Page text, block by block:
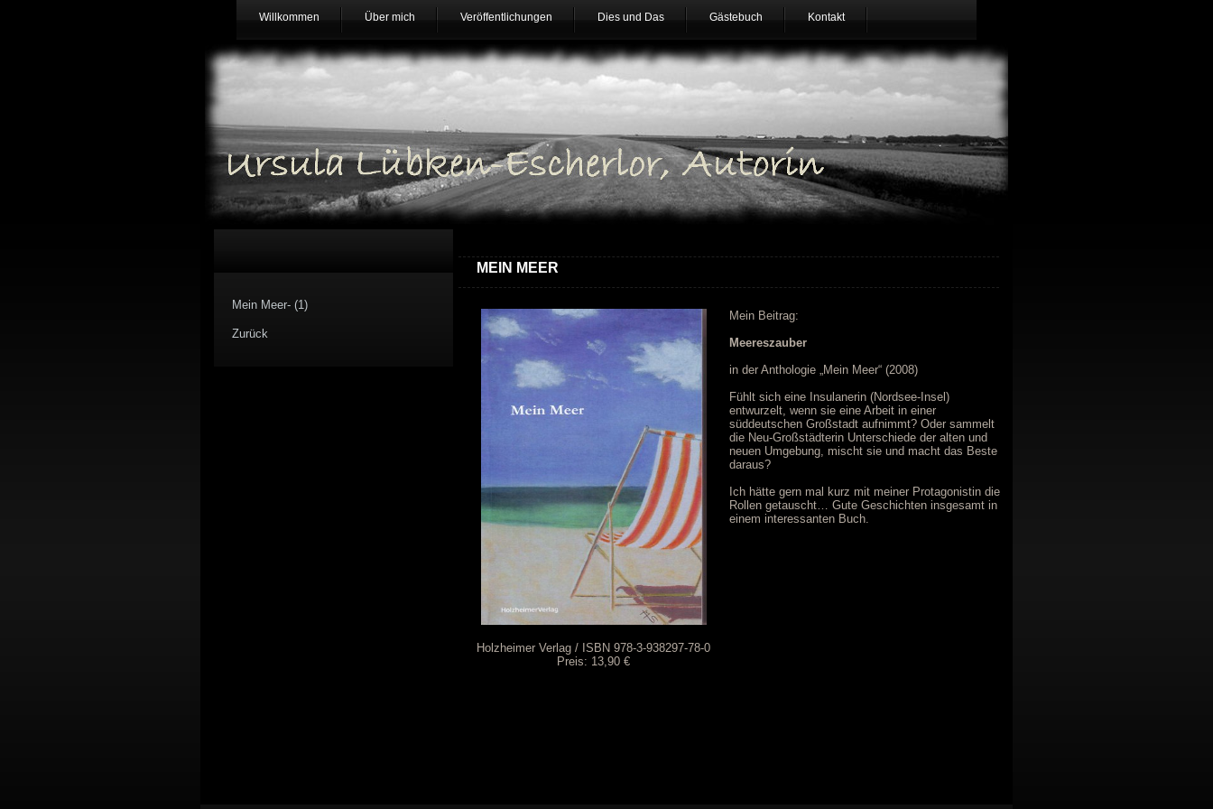
Willkommen Über mich Veröffentlichungen Dies und Das Gästebuch Kontakt
MEIN MEER
Holzheimer Verlag / ISBN 978-3-938297-78-0
Preis: 13,90 €
Mein Beitrag:
Meereszauber
in der Anthologie „Mein Meer“ (2008)
Fühlt sich eine Insulanerin (Nordsee-Insel)
entwurzelt, wenn sie eine Arbeit in einer
süddeutschen Großstadt aufnimmt? Oder sammelt
die Neu-Großstädterin Unterschiede der alten und
neuen Umgebung, mischt sie und macht das Beste
daraus?
Ich hätte gern mal kurz mit meiner Protagonistin die
Rollen getauscht… Gute Geschichten insgesamt in
einem interessanten Buch.
Mein Meer- (1)
Zurück